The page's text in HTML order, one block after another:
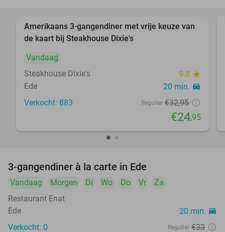
24%
Amerikaans 3-gangendiner met vrije keuze van
de kaart bij Steakhouse Dixie's
Vandaag
Steakhouse Dixie's
9.8 star
Ede 20 min. directions_car
Verkocht: 883 Regulier €32,95
€24,95
NEW
TODAY
3-gangendiner à la carte in Ede
Vandaag Morgen Di Wo Do Vr
Za
Restaurant Enat
Ede
20 min. directions_car
Verkocht: 0 Regulier €33